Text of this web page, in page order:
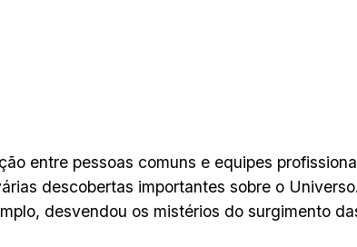
entre pessoas comuns e equipes
descobertas importantes sobre o Universo.
desvendou os mistérios do surgimento